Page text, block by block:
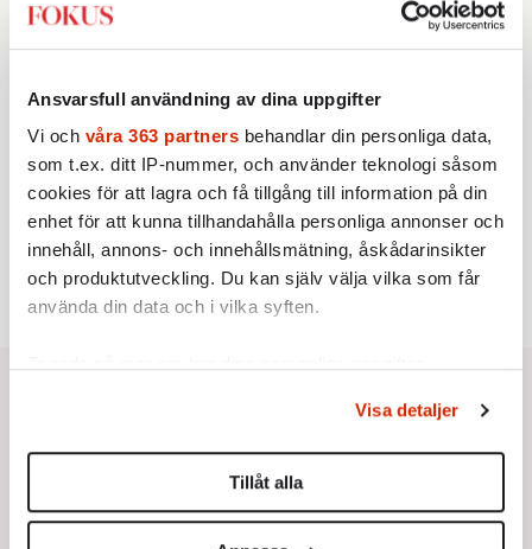
Ansvarsfull användning av dina uppgifter
Vi och våra 363 partners behandlar din personliga data,
som t.ex. ditt IP-nummer, och använder teknologi såsom
cookies för att lagra och få tillgång till information på din
enhet för att kunna tillhandahålla personliga annonser och
innehåll, annons- och innehållsmätning, åskådarinsikter
och produktutveckling. Du kan själv välja vilka som får
använda din data och i vilka syften.
Du kan ändra eller dra tillbaka ditt samtycke när som
helst från cookie-förklaringen.
Vi använder enhetsidentifierare för att anpassa innehållet
Visa detaljer
Tillåt alla
3.Vattenbristen är här – men var femte liter läcker
ut
4.Nina Lekander:På ”Kommunisthögskolan” drömde
alla om att vara arbetarklass
5.Frans Wachtmeister:Ja, AC är ett hot mot den
franska civilisationen
STICKET
6. Bitte Assarmo:
Sagan om den lågbegåvade
ursprungsbefolkningen i Filipstad